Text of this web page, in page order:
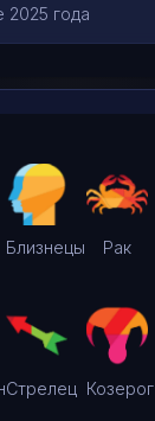
2025 года
Близнецы Рак
Стрелец Козерог